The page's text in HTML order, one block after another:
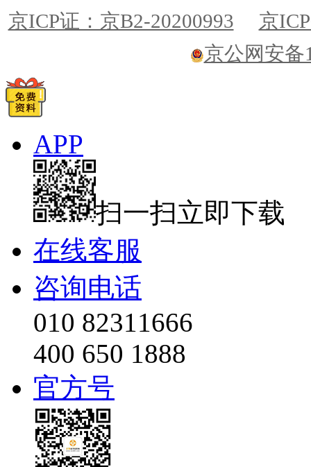
京ICP证：京B2-20200993
京
京公网安备
APP
扫一扫立即下载
在线客服
咨询电话
010 82311666
400 650 1888
官方号